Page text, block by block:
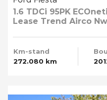
1.6 TDCi 95PK
Lease Trend Airco
Km-stand
272.080 km